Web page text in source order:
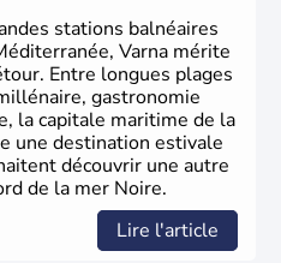
stations balnéaires
Varna mérite
Entre longues plages
gastronomie
la capitale maritime de la
une destination estivale
découvrir une autre
de la mer Noire.
Lire l'article